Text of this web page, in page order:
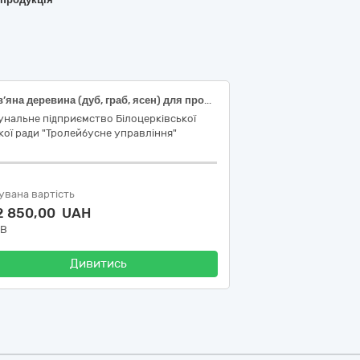
дров’яна деревина (дуб, граб, ясен) для промислового використання
підприємство Білоцерківської
ради "Тролейбусне управління"
вартість
850,00 UAH
Дивитись